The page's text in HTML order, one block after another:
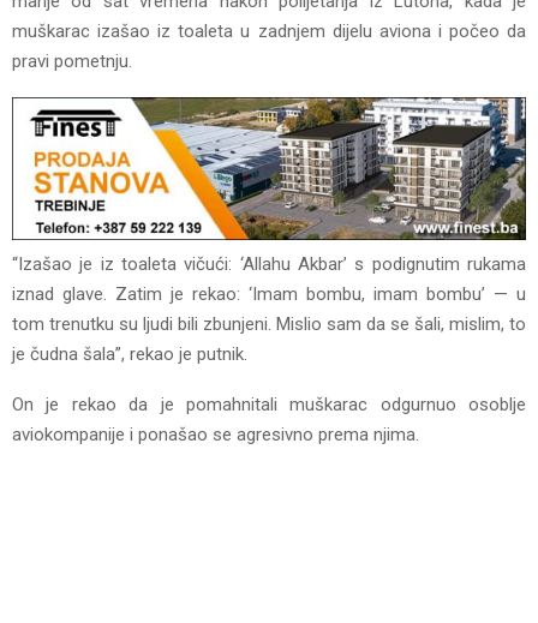
muškarac izašao iz toaleta u zadnjem dijelu aviona i počeo da
pravi pometnju.
“Izašao je iz toaleta vičući: ‘Allahu Akbar’ s podignutim rukama
iznad glave. Zatim je rekao: ‘Imam bombu, imam bombu’ — u
tom trenutku su ljudi bili zbunjeni. Mislio sam da se šali, mislim, to
je čudna šala”, rekao je putnik.
On je rekao da je pomahnitali muškarac odgurnuo osoblje
aviokompanije i ponašao se agresivno prema njima.